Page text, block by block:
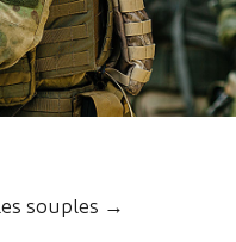
souples →